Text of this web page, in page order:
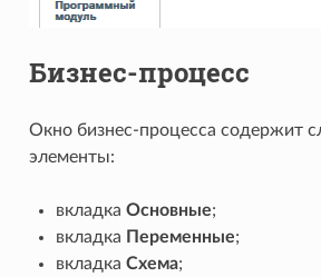
Бизнес-процесс
Окно бизнес-процесса содержит
элементы:
вкладка Основные;
вкладка Переменные;
вкладка Схема;